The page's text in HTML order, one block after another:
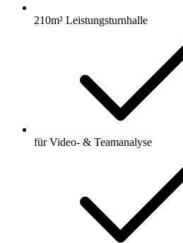
210m² Leistungsturnhalle
für Video- & Teamanalyse